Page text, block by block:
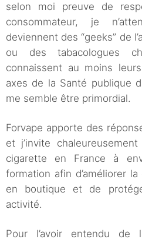
selon moi preuve de
consommateur, je
deviennent des “geeks” de
ou des tabacologues
connaissent au moins
axes de la Santé publique
me semble être primordial.
Forvape apporte des
et j’invite
cigarette en France à
formation afin d’améliorer
en boutique et de
activité.
Pour l’avoir entendu de